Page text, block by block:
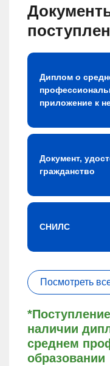
наличии
среднем
образовании
Диплом о
приложение к
Документ,
гражданство
СНИЛС
Посмотреть